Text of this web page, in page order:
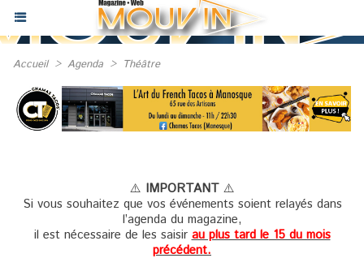
Accueil > Agenda > Théâtre
⚠️ IMPORTANT⚠️
Si vous souhaitez que vos événements soient relayés dans
l’agenda du magazine,
il est nécessaire de les saisir au plus tard le 15 du mois
précédent.